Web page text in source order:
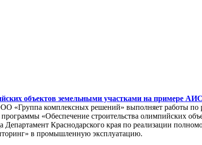
объектов земельными участками на примере
«Группа комплексных решений» выполняет работы
«Обеспечение строительства олимпийских
Краснодарского края по реализации
в промышленную эксплуатацию.